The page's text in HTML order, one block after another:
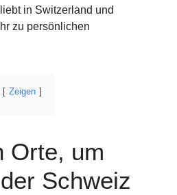
in Switzerland und
zu persönlichen
Zeigen
Orte, um
Schweiz